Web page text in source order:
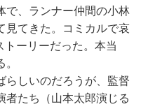
、ランナー仲間の小林
見てきた。コミカルで哀
トーリーだった。本当
しいのだろうが、監督
者たち（山本太郎演じる